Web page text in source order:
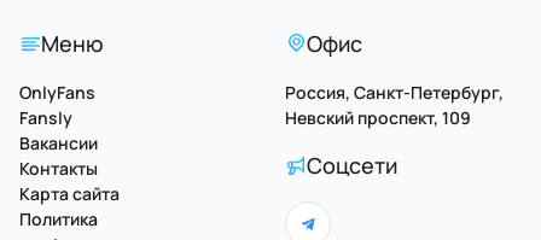
Меню
OnlyFans
Fansly
Вакансии
Контакты
Карта сайта
Политика
Офис
Россия, Санкт-Петербург,
Невский проспект, 109
Соцсети